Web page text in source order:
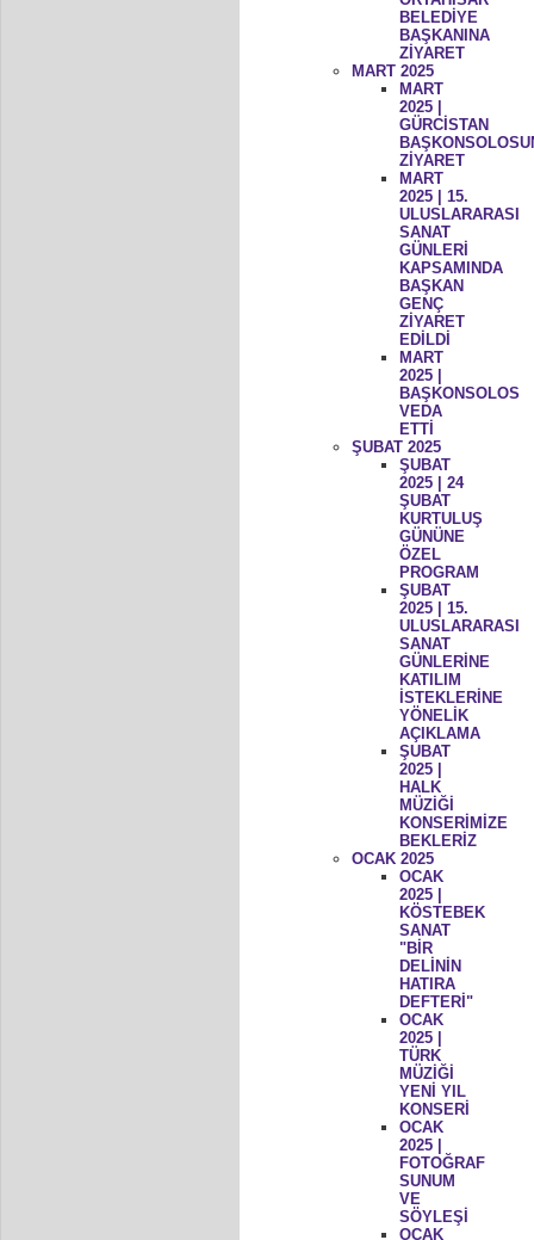
BELEDİYE
BAŞKANINA
ZİYARET
MART 2025
MART
2025 |
GÜRCİSTAN
ZİYARET
MART
2025 | 15.
ULUSLARARASI
SANAT
GÜNLERİ
KAPSAMINDA
BAŞKAN
GENÇ
ZİYARET
EDİLDİ
MART
2025 |
BAŞKONSOLOS
VEDA
ETTİ
ŞUBAT 2025
ŞUBAT
2025 | 24
ŞUBAT
KURTULUŞ
GÜNÜNE
ÖZEL
PROGRAM
ŞUBAT
2025 | 15.
ULUSLARARASI
SANAT
GÜNLERİNE
KATILIM
İSTEKLERİNE
YÖNELİK
AÇIKLAMA
ŞUBAT
2025 |
HALK
MÜZİĞİ
KONSERİMİZE
BEKLERİZ
OCAK 2025
OCAK
2025 |
KÖSTEBEK
SANAT
"BİR
DELİNİN
HATIRA
DEFTERİ"
OCAK
2025 |
TÜRK
MÜZİĞİ
YENİ YIL
KONSERİ
OCAK
2025 |
FOTOĞRAF
SUNUM
VE
SÖYLEŞİ
OCAK